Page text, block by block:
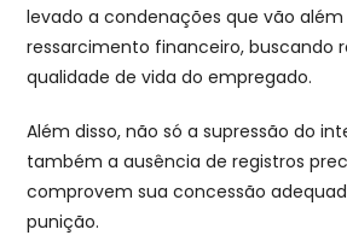
levado a condenações que vão
ressarcimento financeiro, buscando
qualidade de vida do empregado.
Além disso, não só a supressão do
também a ausência de registros
comprovem sua concessão
punição.